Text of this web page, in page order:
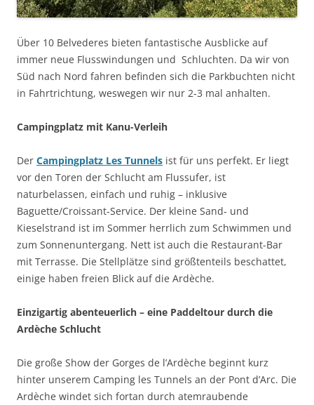
Über 10 Belvederes bieten fantastische Ausblicke auf
immer neue Flusswindungen und Schluchten. Da wir von
Süd nach Nord fahren befinden sich die Parkbuchten nicht
in Fahrtrichtung, weswegen wir nur 2-3 mal anhalten.
Campingplatz mit Kanu-Verleih
Der Campingplatz Les Tunnels ist für uns perfekt. Er liegt
vor den Toren der Schlucht am Flussufer, ist
naturbelassen, einfach und ruhig – inklusive
Baguette/Croissant-Service. Der kleine Sand- und
Kieselstrand ist im Sommer herrlich zum Schwimmen und
zum Sonnenuntergang. Nett ist auch die Restaurant-Bar
mit Terrasse. Die Stellplätze sind größtenteils beschattet,
einige haben freien Blick auf die Ardèche.
Einzigartig abenteuerlich – eine Paddeltour durch die
Ardèche Schlucht
Die große Show der Gorges de l’Ardèche beginnt kurz
hinter unserem Camping les Tunnels an der Pont d’Arc. Die
Ardèche windet sich fortan durch atemraubende